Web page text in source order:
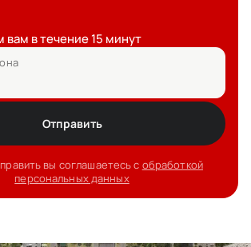
в течение 15 минут
Отправить
вы соглашаетесь с обработкой
персональных данных